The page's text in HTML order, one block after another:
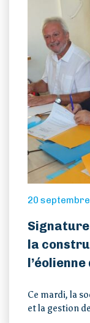
20
la
l’éolienne
Ce mardi, la
et la gestion